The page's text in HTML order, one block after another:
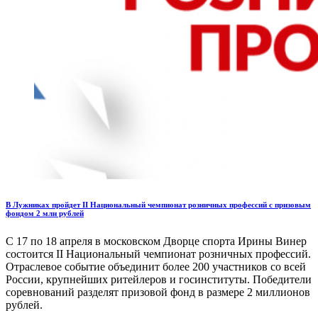
В Лужниках пройдет II Национальный чемпионат розничных профессий с призовым
фондом 2 млн рублей
С 17 по 18 апреля в московском Дворце спорта Ирины Винер
состоится II Национальный чемпионат розничных профессий.
Отраслевое событие объединит более 200 участников со всей
России, крупнейших ритейлеров и госинституты. Победители
соревнований разделят призовой фонд в размере 2 миллионов
рублей.